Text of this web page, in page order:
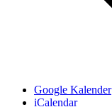
Google Kalender
iCalendar